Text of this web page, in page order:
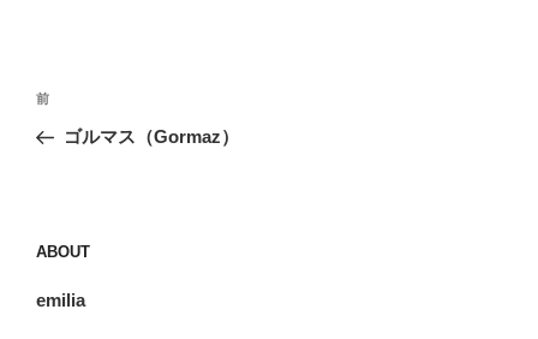
投
ナ
ー
前
の
前
ゴルマス（Gormaz）
ABOUT
emilia